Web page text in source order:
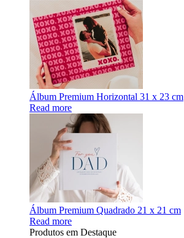
Álbum Premium Horizontal 31 x 23 cm
Read more
Álbum Premium Quadrado 21 x 21 cm
Read more
Produtos em Destaque